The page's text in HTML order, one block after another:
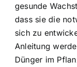
gesunde
dass sie die
sich zu
Anleitung
Dünger im